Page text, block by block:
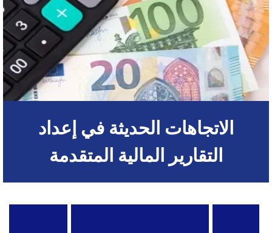
الاتجاهات الحديثة في إعداد
التقارير المالية المتقدمة